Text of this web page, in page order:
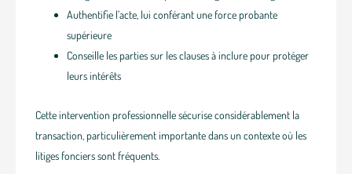
Authentifie l’acte, lui conférant une force probante
supérieure
Conseille les parties sur les clauses à inclure pour protéger
leurs intérêts
Cette intervention professionnelle sécurise considérablement la
transaction, particulièrement importante dans un contexte où les
litiges fonciers sont fréquents.